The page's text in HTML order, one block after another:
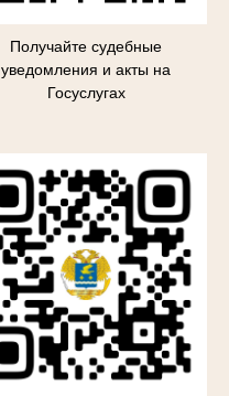
Получайте судебные
уведомления и акты на
Госуслугах